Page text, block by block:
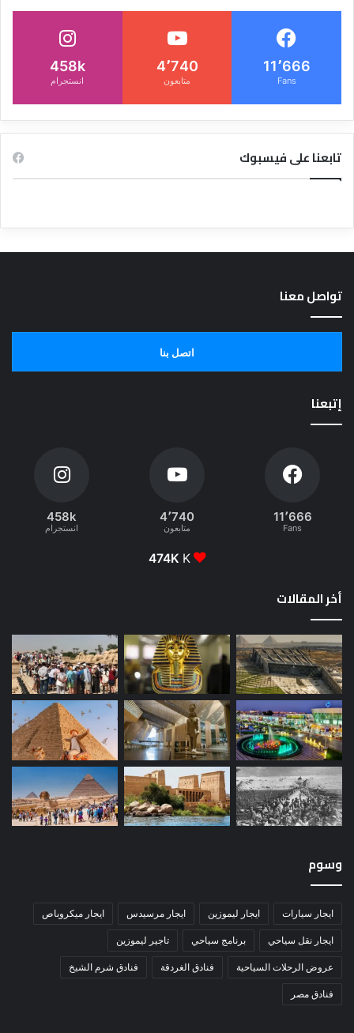
11٬666
Fans
4٬740
متابعون
458k
انستجرام
تابعنا على فيسبوك
تواصل معنا
اتصل بنا
إتبعنا
11٬666
Fans
4٬740
متابعون
458k
انستجرام
474K K
أخر المقالات
وسوم
ايجار سيارات ايجار ليموزين ايجار مرسيدس ايجار ميكروباص
ايجار نقل سياحي برنامج سياحي تاجير ليموزين
عروض الرحلات السياحية فنادق الغردقة فنادق شرم الشيخ
فنادق مصر